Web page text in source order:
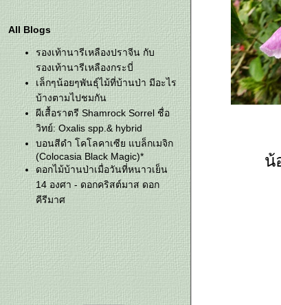
All Blogs
รองเท้านารีเหลืองปราจีน กับ
รองเท้านารีเหลืองกระบี่
เล็กๆน้อยๆพันธุ์ไม้ที่บ้านป่า มีอะไร
บ้างตามไปชมกัน
ผีเสื้อราตรี Shamrock Sorrel ชื่อ
วิทย์: Oxalis spp.& hybrid
บอนสีดำ โคโลคาเซีย แบล็กเมจิก
(Colocasia Black Magic)*
ดอกไม้บ้านป่าเมื่อวันที่หนาวเย็น
14 องศา - ดอกคริสต์มาส ดอก
คีรีมาศ
มีบอนสีสวยๆ อยู่ไม่น้อยแต่ไม่ค่อยรู้
ชื่อ ดูเล่นเพลินๆค่ะ ซื้อมาแต่ที่
ราคาไม่แพง
ต้นไม้ไร้ชื่อ หรือว่าชื่อ "ลิ้นมังกร
คระ" ตามที่แม่ค้าบอก
น้